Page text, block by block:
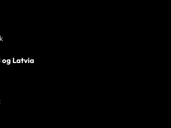
og Latvia